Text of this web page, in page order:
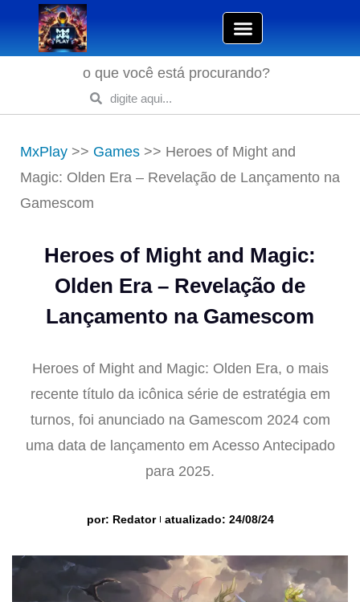
o que você está procurando?
MxPlay >> Games >> Heroes of Might and
Magic: Olden Era – Revelação de Lançamento na
Gamescom
Heroes of Might and Magic:
Olden Era – Revelação de
Lançamento na Gamescom
Heroes of Might and Magic: Olden Era, o mais
recente título da icônica série de estratégia em
turnos, foi anunciado na Gamescom 2024 com
uma data de lançamento em Acesso Antecipado
para 2025.
por: Redator atualizado: 24/08/24